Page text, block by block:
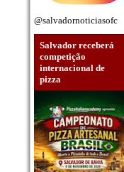
@salvadornoticiasofc
Salvador receberá
competição
internacional de
pizza